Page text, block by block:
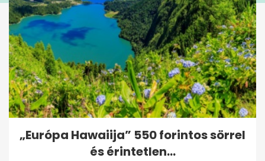
„Európa Hawaiija” 550 forintos sörrel
és érintetlen...